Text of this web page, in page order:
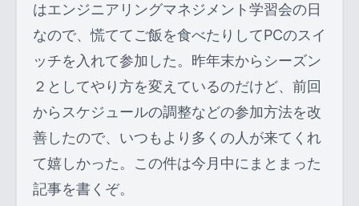
はエンジニアリングマネジメント学習会の日
なので、慌ててご飯を食べたりしてPCのスイ
ッチを入れて参加した。昨年末からシーズン
２としてやり方を変えているのだけど、前回
からスケジュールの調整などの参加方法を改
善したので、いつもより多くの人が来てくれ
て嬉しかった。この件は今月中にまとまった
記事を書くぞ。